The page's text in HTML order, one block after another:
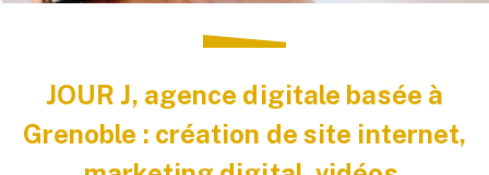
JOUR J, agence digitale basée à
Grenoble : création de site internet,